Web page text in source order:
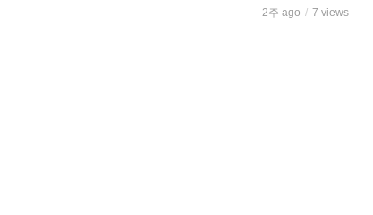
2주 ago 7 views